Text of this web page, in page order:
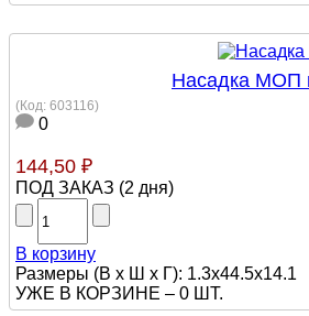
Насадка МОП
(Код: 603116)
0
144,50 ₽
ПОД ЗАКАЗ (2 дня)
В корзину
Размеры (В х Ш х Г): 1.3x44.5x14.1
УЖЕ В КОРЗИНЕ – 0 ШТ.